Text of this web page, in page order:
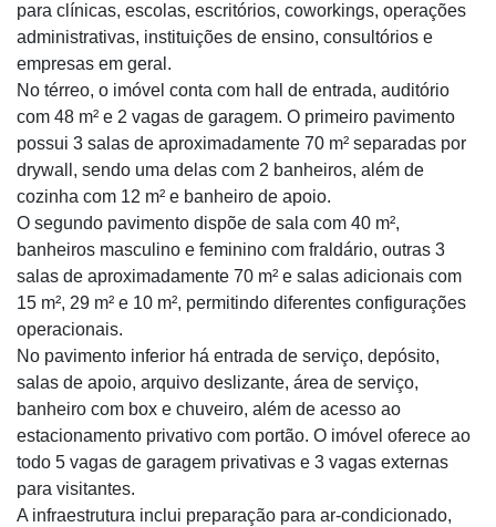
para clínicas, escolas, escritórios, coworkings, operações
administrativas, instituições de ensino, consultórios e
empresas em geral.
No térreo, o imóvel conta com hall de entrada, auditório
com 48 m² e 2 vagas de garagem. O primeiro pavimento
possui 3 salas de aproximadamente 70 m² separadas por
drywall, sendo uma delas com 2 banheiros, além de
cozinha com 12 m² e banheiro de apoio.
O segundo pavimento dispõe de sala com 40 m²,
banheiros masculino e feminino com fraldário, outras 3
salas de aproximadamente 70 m² e salas adicionais com
15 m², 29 m² e 10 m², permitindo diferentes configurações
operacionais.
No pavimento inferior há entrada de serviço, depósito,
salas de apoio, arquivo deslizante, área de serviço,
banheiro com box e chuveiro, além de acesso ao
estacionamento privativo com portão. O imóvel oferece ao
todo 5 vagas de garagem privativas e 3 vagas externas
para visitantes.
A infraestrutura inclui preparação para ar-condicionado,